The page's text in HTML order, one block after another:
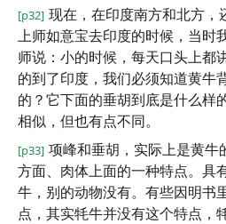
[p32] 现在，在印度南方和北方，
上师如意宝去印度的时候，当时
师说：小的时候，每天口头上都
的到了印度，我们必须知道黄牛
的？它下面的垂胡到底是什么样
相似，但也有点不同。
[p33] 项峰和垂胡，实际上是黄牛
方面、肉体上面的一种特点。具
牛，别的动物没有。有些因明书
点，其实牦牛并没有这个特点，